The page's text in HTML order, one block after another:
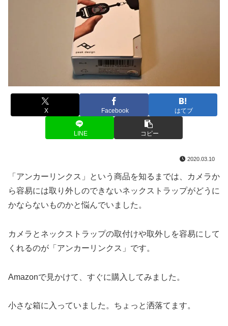
X Facebook はてブ
LINE コピー
2020.03.10
「アンカーリンクス」という商品を知るまでは、カメラか
ら容易には取り外しのできないネックストラップがどうに
かならないものかと悩んでいました。
カメラとネックストラップの取付けや取外しを容易にして
くれるのが「アンカーリンクス」です。
Amazonで見かけて、すぐに購入してみました。
小さな箱に入っていました。ちょっと洒落てます。